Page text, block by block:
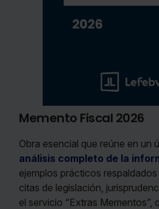
Memento Fiscal 2026
Obra esencial que reúne en un
análisis completo de la
ejemplos prácticos
citas de legislación,
el servicio “Extras Mementos”,